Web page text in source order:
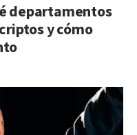
departamentos
y cómo